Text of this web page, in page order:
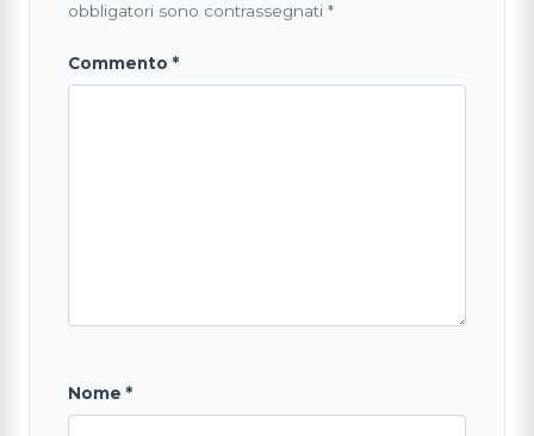
obbligatori sono contrassegnati *
Commento *
Nome *